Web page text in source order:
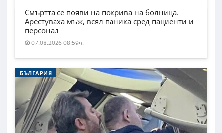
Смъртта се появи на покрива на болница.
Арестуваха мъж, всял паника сред пациенти и
персонал
07.08.2026 08:59ч.
БЪЛГАРИЯ